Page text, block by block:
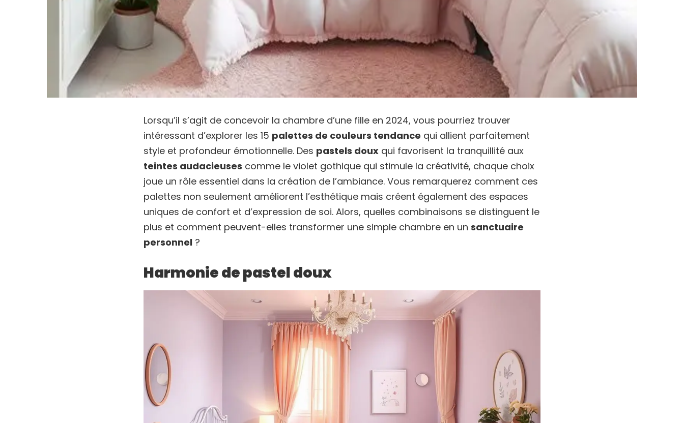
Lorsqu’il s’agit de concevoir la chambre d’une fille en 2024, vous pourriez trouver
intéressant d’explorer les 15 palettes de couleurs tendance qui allient parfaitement
style et profondeur émotionnelle. Des pastels doux qui favorisent la tranquillité aux
teintes audacieuses comme le violet gothique qui stimule la créativité, chaque choix
joue un rôle essentiel dans la création de l’ambiance. Vous remarquerez comment ces
palettes non seulement améliorent l’esthétique mais créent également des espaces
uniques de confort et d’expression de soi. Alors, quelles combinaisons se distinguent le
plus et comment peuvent-elles transformer une simple chambre en un sanctuaire
personnel ?
Harmonie de pastel doux